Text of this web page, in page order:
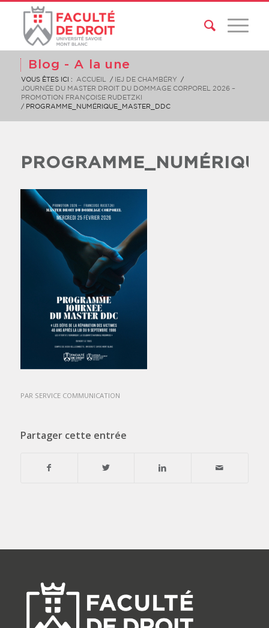
Blog - A la une
VOUS ÊTES ICI : ACCUEIL / IEJ DE CHAMBÉRY
/
JOURNÉE DU MASTER DROIT DU DOMMAGE CORPOREL 2026 –
PROMOTION FRANÇOISE RUDETZKI
/ PROGRAMME_NUMÉRIQUE_MASTER_DDC
PAR SERVICE COMMUNICATION
Partager cette entrée